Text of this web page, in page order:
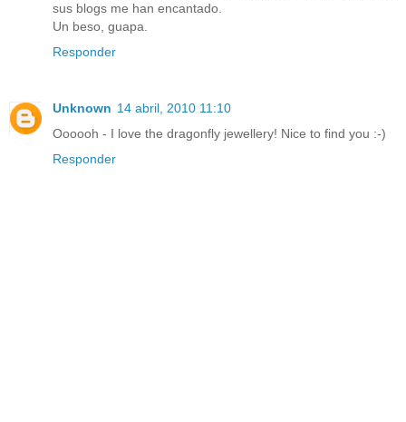
sus blogs me han encantado.
Un beso, guapa.
Responder
Unknown 14 abril, 2010 11:10
Oooooh - I love the dragonfly jewellery! Nice to find you :-)
Responder